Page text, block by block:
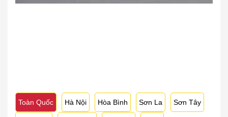
Toàn Quốc Hà Nội Hòa Bình Sơn La Sơn Tây